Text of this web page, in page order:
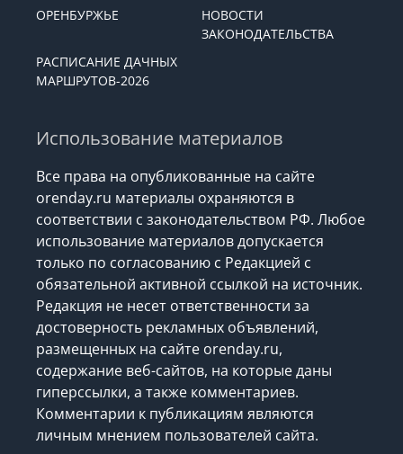
ОРЕНБУРЖЬЕ
НОВОСТИ
ЗАКОНОДАТЕЛЬСТВА
РАСПИСАНИЕ ДАЧНЫХ
МАРШРУТОВ-2026
Использование материалов
Все права на опубликованные на сайте
orenday.ru материалы охраняются в
соответствии с законодательством РФ. Любое
использование материалов допускается
только по согласованию с Редакцией с
обязательной активной ссылкой на источник.
Редакция не несет ответственности за
достоверность рекламных объявлений,
размещенных на сайте orenday.ru,
содержание веб-сайтов, на которые даны
гиперссылки, а также комментариев.
Комментарии к публикациям являются
личным мнением пользователей сайта.